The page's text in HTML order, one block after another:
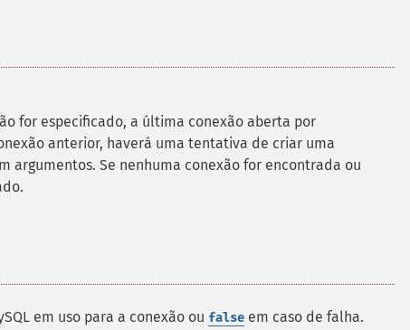
for especificado, a última conexão aberta por
anterior, haverá uma tentativa de criar uma
argumentos. Se nenhuma conexão for encontrada ou
em uso para a conexão ou false em caso de falha.